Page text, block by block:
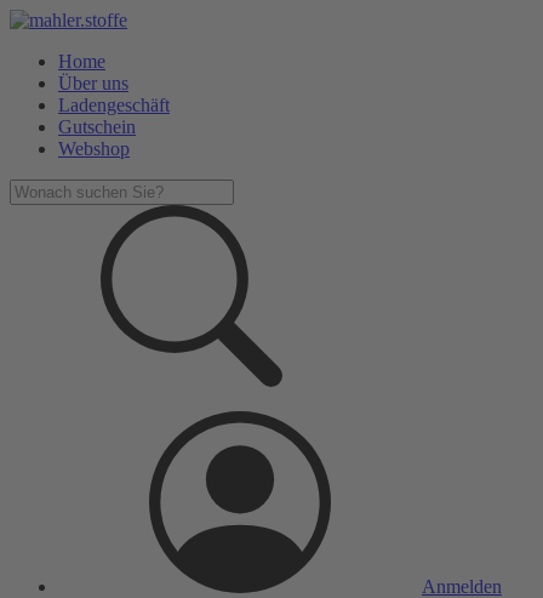
Home
Über uns
Ladengeschäft
Gutschein
Webshop
Anmelden